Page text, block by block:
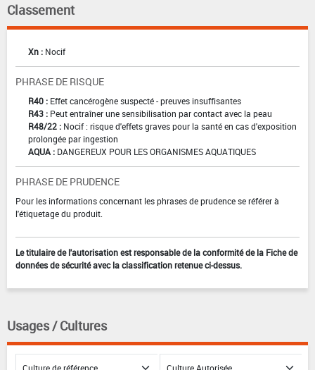
Classement
Xn : Nocif
PHRASE DE RISQUE
R40 : Effet cancérogène suspecté - preuves insuffisantes
R43 : Peut entraîner une sensibilisation par contact avec la peau
R48/22 : Nocif : risque d'effets graves pour la santé en cas d'exposition
prolongée par ingestion
AQUA : DANGEREUX POUR LES ORGANISMES AQUATIQUES
PHRASE DE PRUDENCE
Pour les informations concernant les phrases de prudence se référer à
l'étiquetage du produit.
Le titulaire de l'autorisation est responsable de la conformité de la Fiche de
données de sécurité avec la classification retenue ci-dessus.
Usages / Cultures